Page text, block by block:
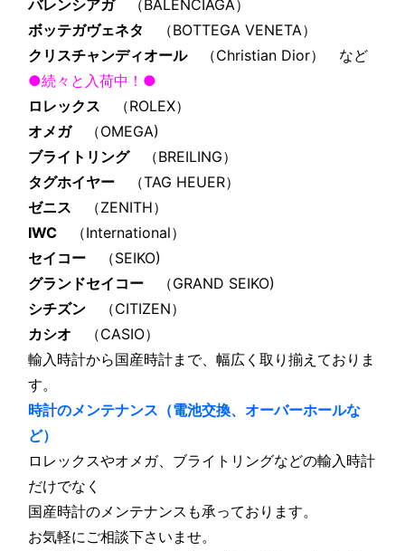
バレンシアガ（BALENCIAGA）
ボッテガヴェネタ
（BOTTEGA VENETA）
クリスチャンディオール（Christian Dior） など
●続々と入荷中！●
ロレックス （ROLEX）
オメガ（OMEGA)
ブライトリング（BREILING）
タグホイヤー （TAG HEUER）
ゼニス （ZENITH）
IWC （International）
セイコー （SEIKO)
グランドセイコー （GRAND SEIKO)
シチズン （CITIZEN）
カシオ （CASIO）
輸入時計から国産時計まで、幅広く取り揃えておりま
す。
時計のメンテナンス（電池交換、オーバーホールな
ど）
ロレックスやオメガ、ブライトリングなどの輸入時計
だけでなく
国産時計のメンテナンスも承っております。
お気軽にご相談下さいませ。